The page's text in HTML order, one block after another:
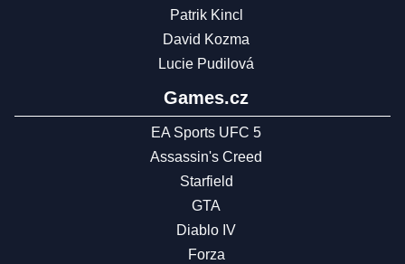
Patrik Kincl
David Kozma
Lucie Pudilová
Games.cz
EA Sports UFC 5
Assassin's Creed
Starfield
GTA
Diablo IV
Forza